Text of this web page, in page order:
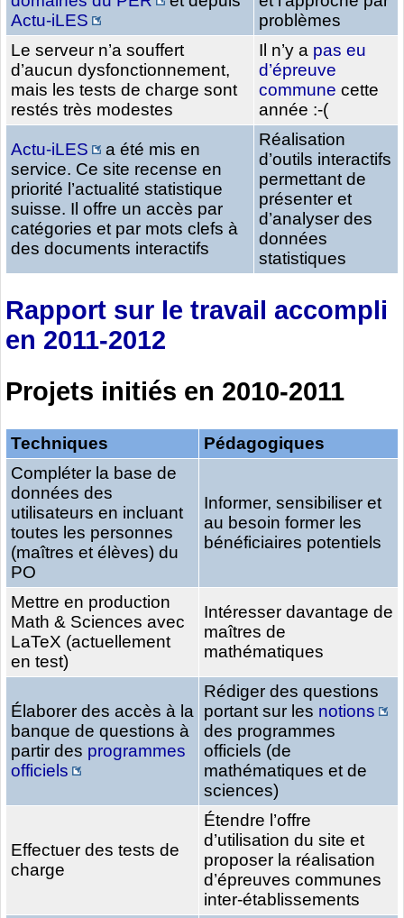
Actu-iLES
problèmes
Le serveur n’a souffert
d’aucun dysfonctionnement,
mais les tests de charge sont
restés très modestes
Il n’y a pas eu
d’épreuve
commune cette
année :-(
Actu-iLES
a été mis en
service. Ce site recense en
priorité l’actualité statistique
suisse. Il offre un accès par
catégories et par mots clefs à
des documents interactifs
Réalisation
d’outils interactifs
permettant de
présenter et
d’analyser des
données
statistiques
Rapport sur le travail accompli
en 2011-2012
Projets initiés en 2010-2011
Techniques
Pédagogiques
Compléter la base de
données des
utilisateurs en incluant
toutes les personnes
(maîtres et élèves) du
PO
Informer, sensibiliser et
au besoin former les
bénéficiaires potentiels
Mettre en production
Math & Sciences avec
LaTeX (actuellement
en test)
Intéresser davantage de
maîtres de
mathématiques
Élaborer des accès à la
banque de questions à
partir des programmes
officiels
Rédiger des questions
portant sur les notions
des programmes
officiels (de
mathématiques et de
sciences)
Effectuer des tests de
charge
Étendre l’offre
d’utilisation du site et
proposer la réalisation
d’épreuves communes
inter-établissements